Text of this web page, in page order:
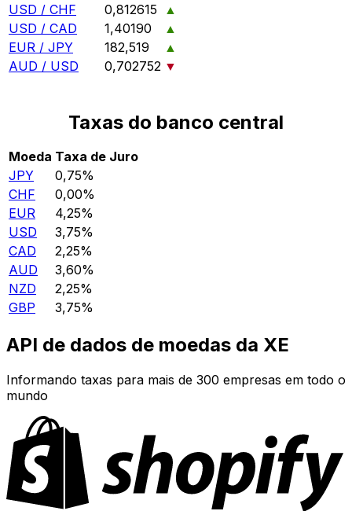
USD / CHF
0,812615
▲
USD / CAD
1,40190
▲
EUR / JPY
182,519
▲
AUD / USD
0,702752 ▼
Taxas do banco central
Moeda Taxa de Juro
JPY
0,75%
CHF
0,00%
EUR
4,25%
USD
3,75%
CAD
2,25%
AUD
3,60%
NZD
2,25%
GBP
3,75%
API de dados de moedas da XE
Informando taxas para mais de 300 empresas em todo o
mundo